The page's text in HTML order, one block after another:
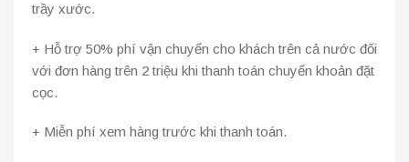
trầy xước.
+ Hỗ trợ 50% phí vận chuyển cho khách trên cả nước đối
với đơn hàng trên 2 triệu khi thanh toán chuyển khoản đặt
cọc.
+ Miễn phí xem hàng trước khi thanh toán.